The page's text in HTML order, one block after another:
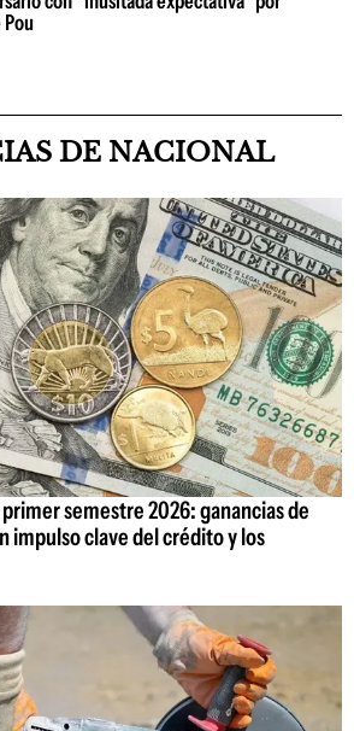
DE NACIONAL
semestre 2026: ganancias de
impulso clave del crédito y los